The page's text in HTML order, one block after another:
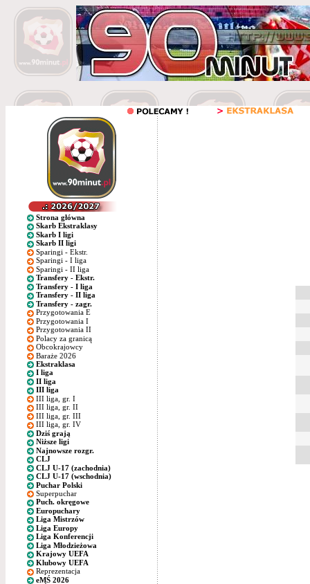
Strona główna
Skarb Ekstraklasy
Skarb I ligi
Skarb II ligi
Sparingi - Ekstr.
Sparingi - I liga
Sparingi - II liga
Transfery - Ekstr.
Transfery - I liga
Transfery - II liga
Transfery - zagr.
Przygotowania E
Przygotowania I
Przygotowania II
Polacy za granicą
Obcokrajowcy
Baraże 2026
Ekstraklasa
I liga
II liga
III liga
III liga, gr. I
III liga, gr. II
III liga, gr. III
III liga, gr. IV
Dziś grają
Niższe ligi
Najnowsze rozgr.
CLJ
CLJ U-17 (zachodnia)
CLJ U-17 (wschodnia)
Puchar Polski
Superpuchar
Puch. okręgowe
Europuchary
Liga Mistrzów
Liga Europy
Liga Konferencji
Liga Młodzieżowa
Krajowy UEFA
Klubowy UEFA
Reprezentacja
eMŚ 2026